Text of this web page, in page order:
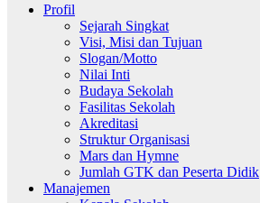
Profil
Sejarah Singkat
Visi, Misi dan Tujuan
Slogan/Motto
Nilai Inti
Budaya Sekolah
Fasilitas Sekolah
Akreditasi
Struktur Organisasi
Mars dan Hymne
Jumlah GTK dan Peserta Didik
Manajemen